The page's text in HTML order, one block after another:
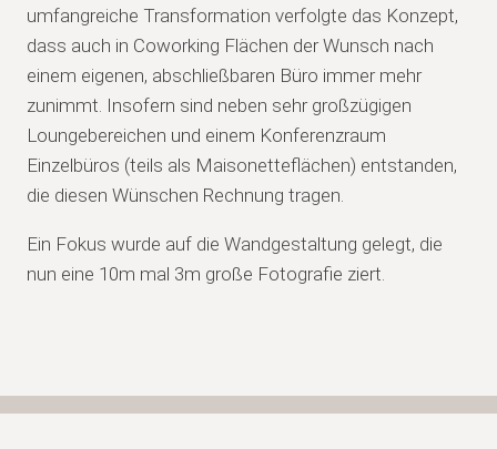
umfangreiche Transformation verfolgte das Konzept,
dass auch in Coworking Flächen der Wunsch nach
einem eigenen, abschließbaren Büro immer mehr
zunimmt. Insofern sind neben sehr großzügigen
Loungebereichen und einem Konferenzraum
Einzelbüros (teils als Maisonetteflächen) entstanden,
die diesen Wünschen Rechnung tragen.
Ein Fokus wurde auf die Wandgestaltung gelegt, die
nun eine 10m mal 3m große Fotografie ziert.